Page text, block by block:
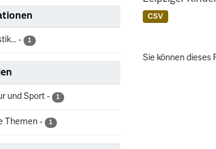
- 1
und Sport - 1
Themen - 1
CSV
Sie können dieses